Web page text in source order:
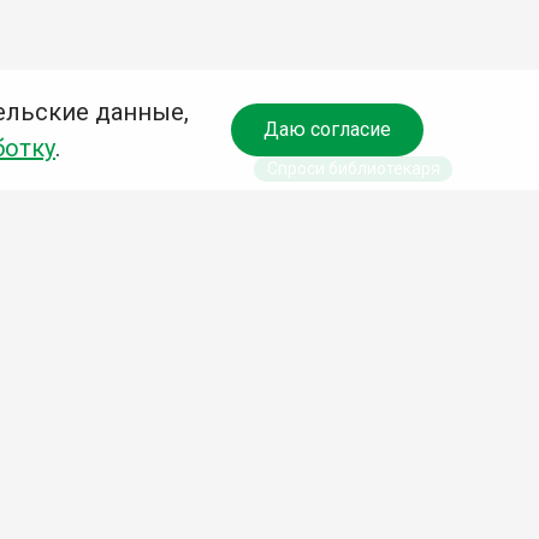
данные,
.
Даю согласие
Спроси библиотекаря